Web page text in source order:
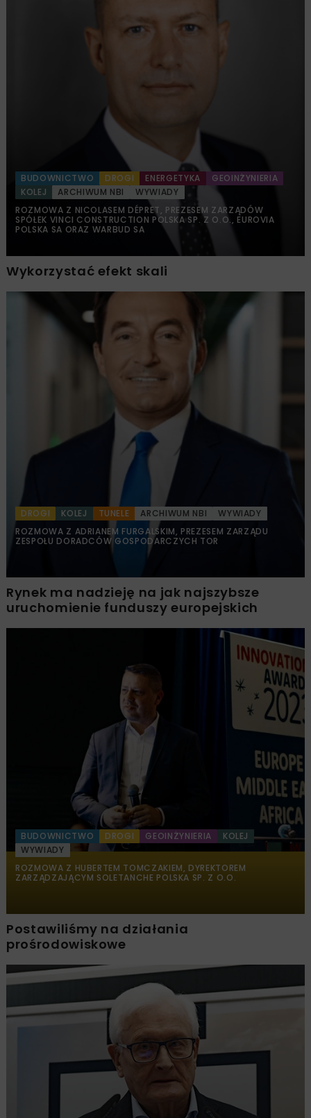
BUDOWNICTWO DROGI ENERGETYKA
GEOINŻYNIERIA
KOLEJ
ARCHIWUM NBI
WYWIADY
ROZMOWA Z NICOLASEM DÉPRET, PREZESEM ZARZĄDÓW
SPÓŁEK VINCI CONSTRUCTION POLSKA SP. Z O.O., EUROVIA
POLSKA SA ORAZ WARBUD SA
Wykorzystać efekt skali
DROGI KOLEJ TUNELE ARCHIWUM NBI
WYWIADY
ROZMOWA Z ADRIANEM FURGALSKIM, PREZESEM ZARZĄDU
ZESPOŁU DORADCÓW GOSPODARCZYCH TOR
Rynek ma nadzieję na jak najszybsze
uruchomienie funduszy europejskich
BUDOWNICTWO DROGI GEOINŻYNIERIA
KOLEJ
WYWIADY
ROZMOWA Z HUBERTEM TOMCZAKIEM, DYREKTOREM
ZARZĄDZAJĄCYM SOLETANCHE POLSKA SP. Z O.O.
Postawiliśmy na działania
prośrodowiskowe